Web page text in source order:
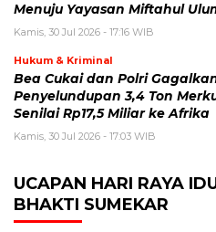
Menuju Yayasan Miftahul
Kamis, 30 Jul 2026 - 17:16 WIB
Hukum & Kriminal
Bea Cukai dan Polri
Penyelundupan 3,4 Ton
Senilai Rp17,5 Miliar ke Afrika
Kamis, 30 Jul 2026 - 17:03 WIB
UCAPAN HARI RAYA
BHAKTI SUMEKAR